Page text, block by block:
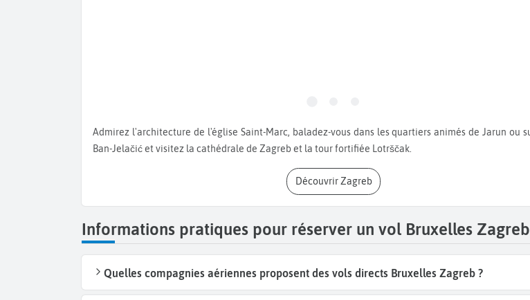
Admirez l'architecture de l'église Saint-Marc, baladez-vous dans les quartiers animés de Jarun ou sur la place
Ban-Jelačić et visitez la cathédrale de Zagreb et la tour fortifiée Lotrščak.
Découvrir Zagreb
Informations pratiques pour réserver un vol Bruxelles Zagreb
Quelles compagnies aériennes proposent des vols directs Bruxelles Zagreb ?